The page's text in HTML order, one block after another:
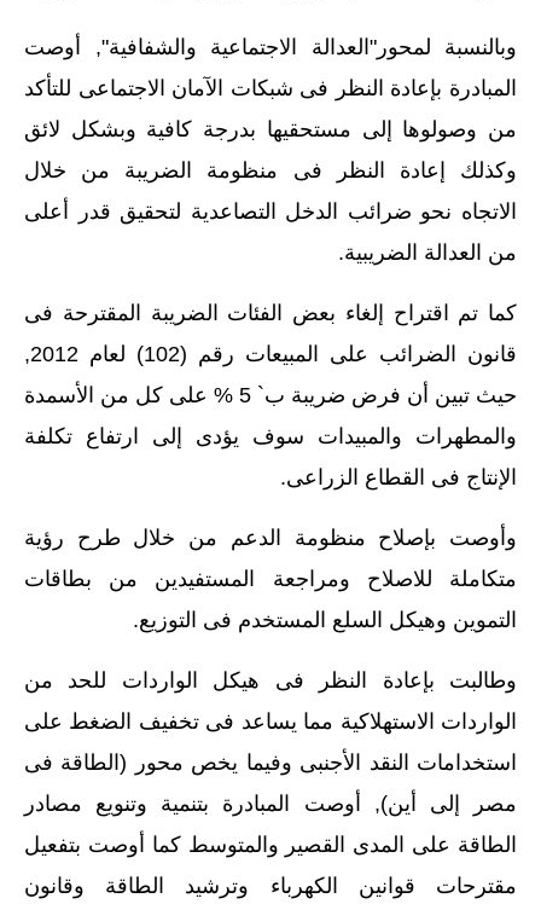
وبالنسبة لمحور"العدالة الاجتماعية والشفافية", أوصت
المبادرة بإعادة النظر فى شبكات الآمان الاجتماعى للتأكد
من وصولوها إلى مستحقيها بدرجة كافية وبشكل لائق
وكذلك إعادة النظر فى منظومة الضريبة من خلال
الاتجاه نحو ضرائب الدخل التصاعدية لتحقيق قدر أعلى
من العدالة الضريبية.
كما تم اقتراح إلغاء بعض الفئات الضريبة المقترحة فى
قانون الضرائب على المبيعات رقم (102) لعام 2012,
حيث تبين أن فرض ضريبة ب` 5 % على كل من الأسمدة
والمطهرات والمبيدات سوف يؤدى إلى ارتفاع تكلفة
الإنتاج فى القطاع الزراعى.
وأوصت بإصلاح منظومة الدعم من خلال طرح رؤية
متكاملة للاصلاح ومراجعة المستفيدين من بطاقات
التموين وهيكل السلع المستخدم فى التوزيع.
وطالبت بإعادة النظر فى هيكل الواردات للحد من
الواردات الاستهلاكية مما يساعد فى تخفيف الضغط على
استخدامات النقد الأجنبى وفيما يخص محور (الطاقة فى
مصر إلى أين), أوصت المبادرة بتنمية وتنويع مصادر
الطاقة على المدى القصير والمتوسط كما أوصت بتفعيل
مقترحات قوانين الكهرباء وترشيد الطاقة وقانون